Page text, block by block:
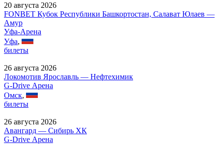
20 августа 2026
FONBET Кубок Республики Башкортостан, Салават Юлаев —
Амур
Уфа-Арена
Уфа,
билеты
26 августа 2026
Локомотив Ярославль — Нефтехимик
G-Drive Арена
Омск,
билеты
26 августа 2026
Авангард — Сибирь ХК
G-Drive Арена